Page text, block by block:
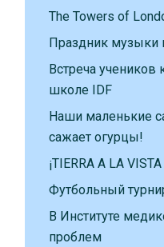
The Towers of
Праздник
Встреча учеников
школе IDF
Наши маленькие
сажает огурцы!
¡TIERRA A LA
Футбольный
В Институте
проблем